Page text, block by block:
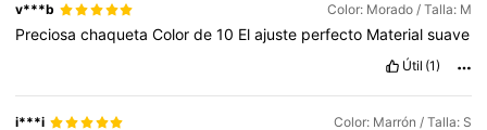
4,80
v***b Color: Morado / Talla: M
PreciosachaquetaColorde10 Elajuste perfecto Materialsuave
Útil (1)
i***i Color: Marrón / Talla: S